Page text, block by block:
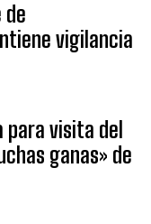
de
vigilancia
para visita del
ganas» de